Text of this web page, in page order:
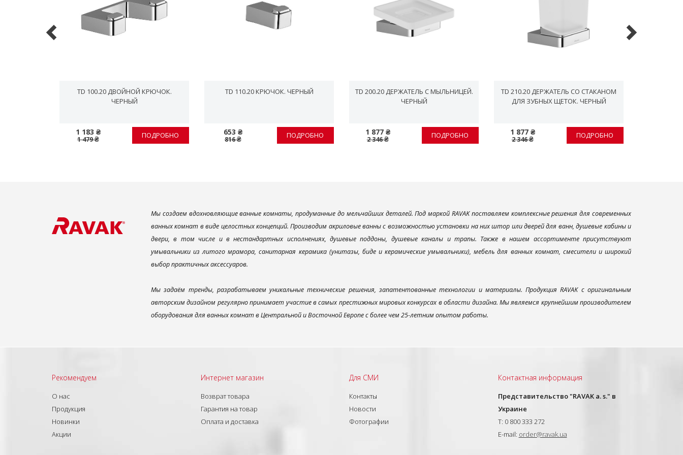
TD 100.20 ДВОЙНОЙ КРЮЧОК.
ЧЕРНЫЙ
1 183 ₴
1 479 ₴ ПОДРОБНО
TD 110.20 КРЮЧОК. ЧЕРНЫЙ
653 ₴
816 ₴ ПОДРОБНО
TD 200.20 ДЕРЖАТЕЛЬ С МЫЛЬНИЦЕЙ.
ЧЕРНЫЙ
1 877 ₴
2 346 ₴ ПОДРОБНО
TD 210.20 ДЕРЖАТЕЛЬ СО СТАКАНОМ
ДЛЯ ЗУБНЫХ ЩЕТОК. ЧЕРНЫЙ
1 877 ₴
2 346 ₴ ПОДРОБНО
Мы создаем вдохновляющие ванные комнаты, продуманные до мельчайших деталей. Под маркой RAVAK поставляем комплексные решения для современных
ванных комнат в виде целостных концепций. Производим акриловые ванны с возможностью установки на них штор или дверей для ванн, душевые кабины и
двери, в том числе и в нестандартных исполнениях, душевые поддоны, душевые каналы и трапы. Также в нашем ассортименте присутствуют
умывальники из литого мрамора, санитарная керамика (унитазы, биде и керамические умывальники), мебель для ванных комнат, смесители и широкий
выбор практичных аксессуаров.
Мы задаём тренды, разрабатываем уникальные технические решения, запатентованные технологии и материалы. Продукция RAVAK с оригинальным
авторским дизайном регулярно принимает участие в самых престижных мировых конкурсах в области дизайна. Мы являемся крупнейшим производителем
оборудования для ванных комнат в Центральной и Восточной Европе с более чем 25-летним опытом работы.
Рекомендуем
О нас
Продукция
Новинки
Акции
Интернет магазин
Возврат товара
Гарантия на товар
Оплата и доставка
Для СМИ
Контакты
Новости
Фотографии
Контактная информация
Представительство "RAVAK a. s." в
Украине
T: 0 800 333 272
E-mail: order@ravak.ua